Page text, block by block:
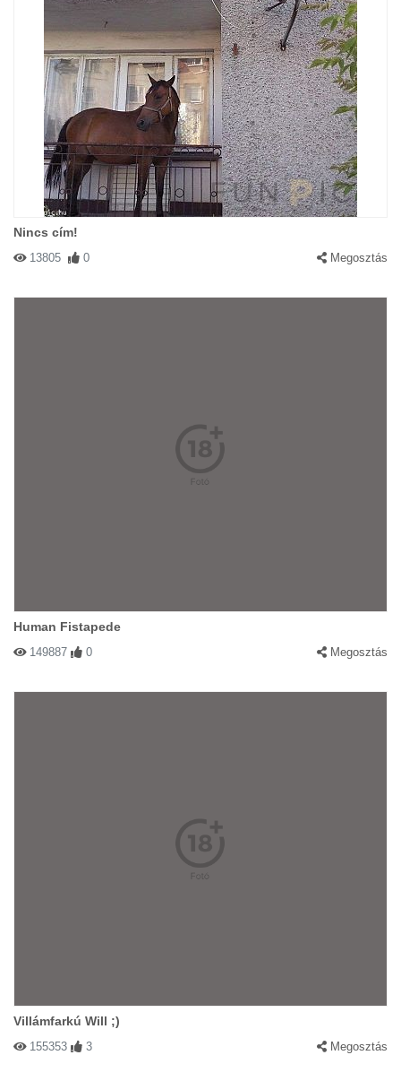
Nincs cím!
13805 0 Megosztás
Human Fistapede
149887 0 Megosztás
Villámfarkú Will ;)
155353 3 Megosztás